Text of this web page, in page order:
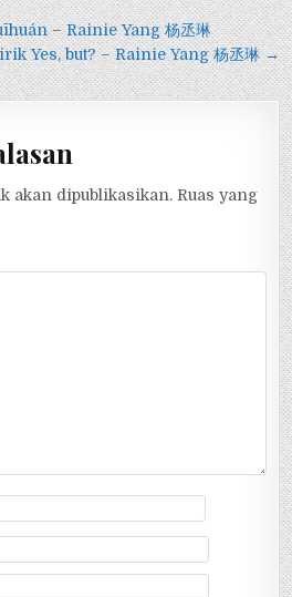
– Rainie Yang 杨丞琳
Yes, but? – Rainie Yang 杨丞琳 →
akan dipublikasikan. Ruas yang